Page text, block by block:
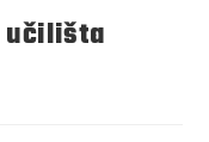
učilišta